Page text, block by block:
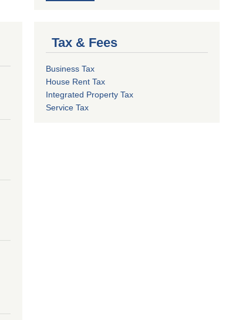
Tax & Fees
Business Tax
House Rent Tax
Integrated Property Tax
Service Tax